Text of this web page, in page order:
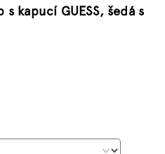
kapucí GUESS, šedá s